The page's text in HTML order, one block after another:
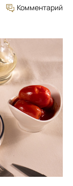
Комментарий